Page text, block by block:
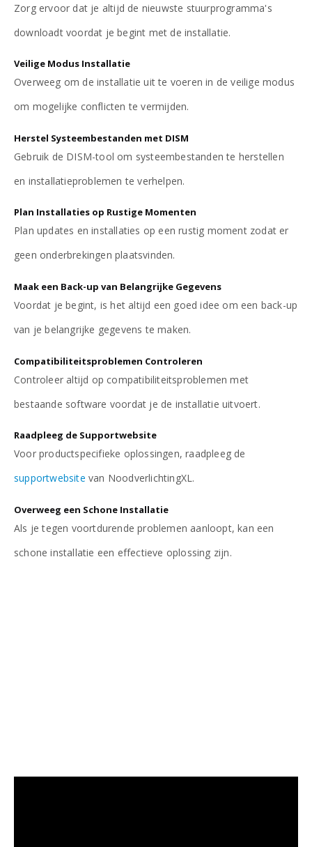
Zorg ervoor dat je altijd de nieuwste stuurprogramma's
downloadt voordat je begint met de installatie.
Veilige Modus Installatie
Overweeg om de installatie uit te voeren in de veilige modus
om mogelijke conflicten te vermijden.
Herstel Systeembestanden met DISM
Gebruik de DISM-tool om systeembestanden te herstellen
en installatieproblemen te verhelpen.
Plan Installaties op Rustige Momenten
Plan updates en installaties op een rustig moment zodat er
geen onderbrekingen plaatsvinden.
Maak een Back-up van Belangrijke Gegevens
Voordat je begint, is het altijd een goed idee om een back-up
van je belangrijke gegevens te maken.
Compatibiliteitsproblemen Controleren
Controleer altijd op compatibiliteitsproblemen met
bestaande software voordat je de installatie uitvoert.
Raadpleeg de Supportwebsite
Voor productspecifieke oplossingen, raadpleeg de
supportwebsite van NoodverlichtingXL.
Overweeg een Schone Installatie
Als je tegen voortdurende problemen aanloopt, kan een
schone installatie een effectieve oplossing zijn.